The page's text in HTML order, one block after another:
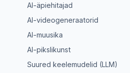
AI-äpiehitajad
AI-videogeneraatorid
AI-muusika
AI-pikslikunst
Suured keelemudelid (LLM)